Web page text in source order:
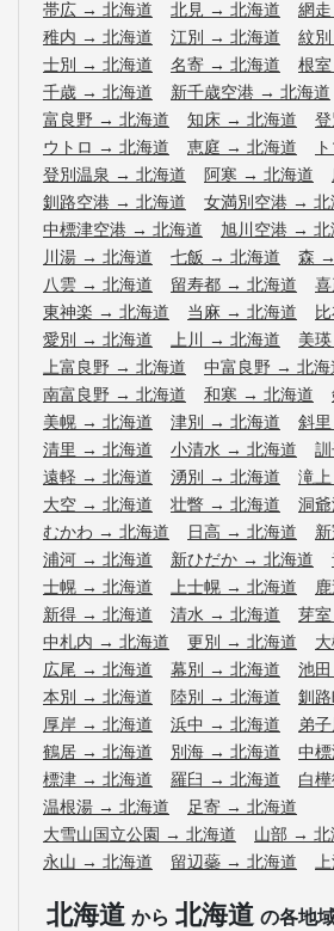
帯広 → 北海道 北見 → 北海道 網走
稚内 → 北海道 江別 → 北海道 紋別
士別 → 北海道 名寄 → 北海道 根室
千歳 → 北海道 新千歳空港 → 北海道
富良野 → 北海道 知床 → 北海道 登
ウトロ → 北海道 恵庭 → 北海道
登別温泉 → 北海道 阿寒 → 北海道
釧路空港 → 北海道 女満別空港 → 北
中標津空港 → 北海道 旭川空港 → 北
川湯 → 北海道 七飯 → 北海道 森 →
八雲 → 北海道 留寿都 → 北海道 喜
東神楽 → 北海道 当麻 → 北海道
愛別 → 北海道 上川 → 北海道 美瑛
上富良野 → 北海道 中富良野 → 北海
南富良野 → 北海道 和寒 → 北海道
美幌 → 北海道 津別 → 北海道 斜里
清里 → 北海道 小清水 → 北海道
遠軽 → 北海道 湧別 → 北海道 滝上
大空 → 北海道 壮瞥 → 北海道 洞爺
むかわ → 北海道 日高 → 北海道
浦河 → 北海道 新ひだか → 北海道
士幌 → 北海道 上士幌 → 北海道 鹿
新得 → 北海道 清水 → 北海道 芽室
中札内 → 北海道 更別 → 北海道
広尾 → 北海道 幕別 → 北海道 池田
本別 → 北海道 陸別 → 北海道 釧路
厚岸 → 北海道 浜中 → 北海道 弟子
鶴居 → 北海道 別海 → 北海道 中
標津 → 北海道 羅臼 → 北海道 白
温根湯 → 北海道 足寄 → 北海道
大雪山国立公園 → 北海道 山部 → 北
永山 → 北海道 留辺蘂 → 北海道
北海道 から 北海道 の各地